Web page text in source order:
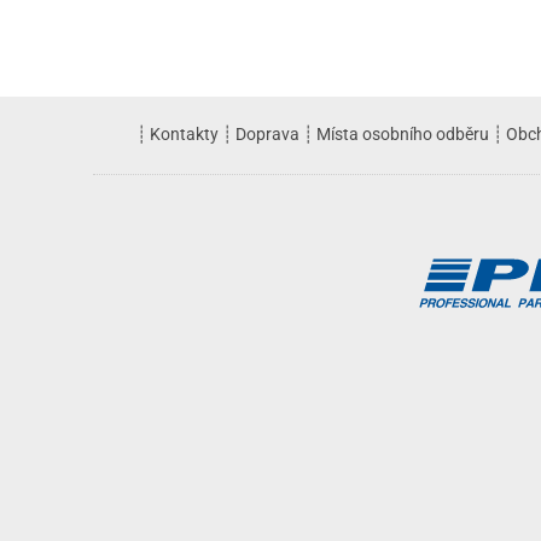
┊ Kontakty ┊ Doprava ┊ Místa osobního odběru ┊